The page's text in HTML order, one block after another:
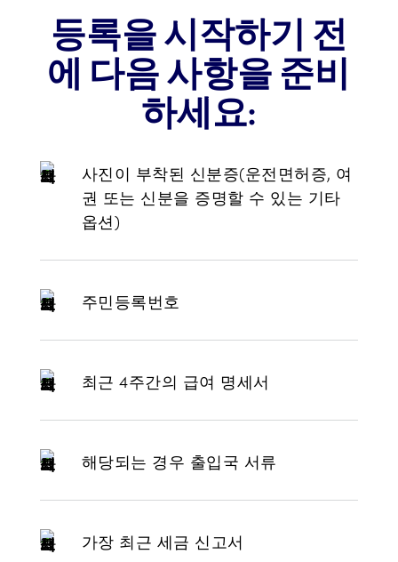
등록을 시작하기 전
에 다음 사항을 준비
하세요:
사진이 부착된 신분증(운전면허증, 여
권 또는 신분을 증명할 수 있는 기타
옵션)
주민등록번호
최근 4주간의 급여 명세서
해당되는 경우 출입국 서류
가장 최근 세금 신고서